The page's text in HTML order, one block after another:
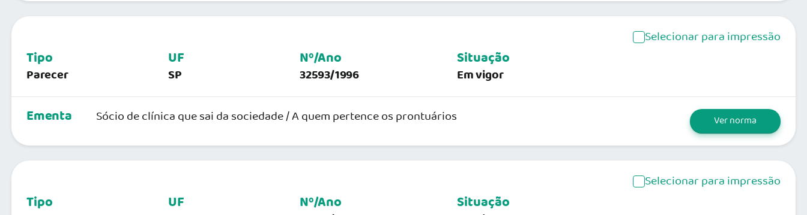
Selecionar para impressão
Tipo
Parecer
UF
SP
Nº/Ano
32593/1996
Situação
Em vigor
Ementa Sócio de clínica que sai da sociedade / A quem pertence os prontuários Ver norma
Selecionar para impressão
Tipo UF Nº/Ano Situação